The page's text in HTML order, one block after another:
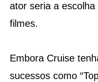
ator seria a
filmes.
Embora Cruise
sucessos como